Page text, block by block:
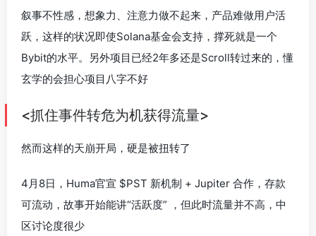
叙事不性感，想象力、注意力做不起来，产品难做用户活
跃，这样的状况即使Solana基金会支持，撑死就是一个
Bybit的水平。另外项目已经2年多还是Scroll转过来的，懂
玄学的会担心项目八字不好
<抓住事件转危为机获得流量>
然而这样的天崩开局，硬是被扭转了
4月8日，Huma官宣 $PST 新机制 + Jupiter 合作，存款
可流动，故事开始能讲“活跃度” ，但此时流量并不高，中
区讨论度很少